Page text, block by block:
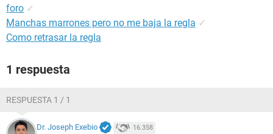
foro ✓
Manchas marrones pero no me baja la regla ✓
Como retrasar la regla
1 respuesta
RESPUESTA 1 / 1
Dr. Joseph Exebio 16.358